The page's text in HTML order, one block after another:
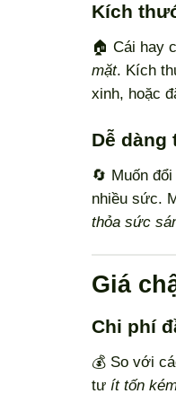
Kích
🏠 Cái hay
mặt. Kích
xinh, hoặc
Dễ
🔄 Muốn
nhiều sức.
thỏa sức
Giá
Chi phí
💰 So với
tư ít tốn